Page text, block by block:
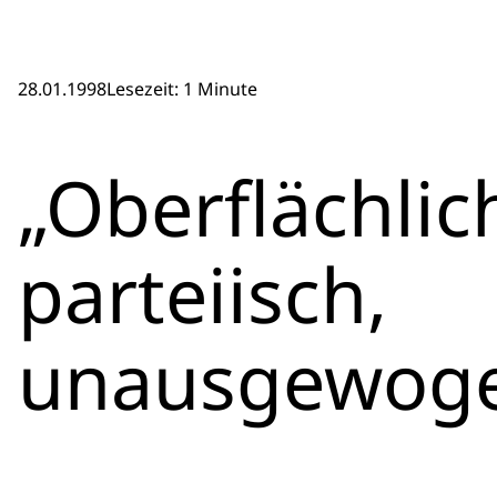
28.01.1998Lesezeit: 1 Minute
parteiisch,